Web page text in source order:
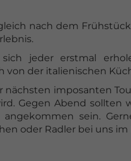
nach dem
jeder erstmal
von der italienischen
nächsten imposanten
Gegen Abend sollten
sein.
oder Radler bei uns